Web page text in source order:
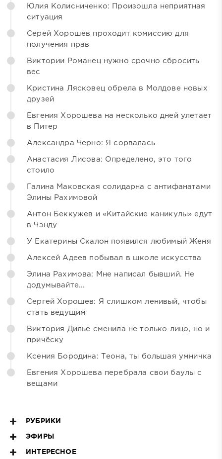
Юлия Колисниченко: Произошла неприятная
ситуация
Серей Хорошев проходит комиссию для
получения прав
Виктории Романец нужно срочно сбросить
вес
Кристина Лясковец обрела в Молдове новых
друзей
Евгения Хорошева на несколько дней улетает
в Питер
Александра Черно: Я сорвалась
Анастасия Лисова: Определено, это того
стоило
Галина Маковская солидарна с антифанатами
Элины Рахимовой
Антон Беккужев и «Китайские каникулы» едут
в Чэнду
У Екатерины Скалон появился любимый Женя
Алексей Адеев побывал в школе искусства
Элина Рахимова: Мне написал бывший. Не
додумывайте...
Сергей Хорошев: Я слишком ленивый, чтобы
стать ведущим
Виктория Дилье сменила не только лицо, но и
причёску
Ксения Бородина: Теона, ты большая умничка
Евгения Хорошева перебрала свои баулы с
вещами
РУБРИКИ
ЭФИРЫ
ИНТЕРЕСНОЕ